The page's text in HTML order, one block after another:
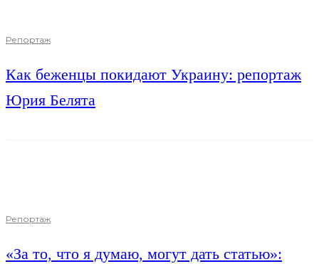
Репортаж
Как беженцы покидают Украину: репортаж
Юрия Белята
Репортаж
«За то, что я думаю, могут дать статью»: